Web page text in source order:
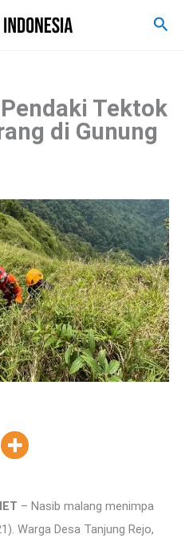
Cari
Tektok
di Gunung
– Nasib malang menimpa
Warga Desa Tanjung Rejo,